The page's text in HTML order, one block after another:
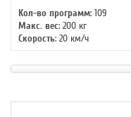
Кол-во программ: 109
Макс. вес: 200 кг
Скорость: 20 км/ч
Мощность двигателя: 6 л.с.
Регулировка угла наклона:
автоматическая